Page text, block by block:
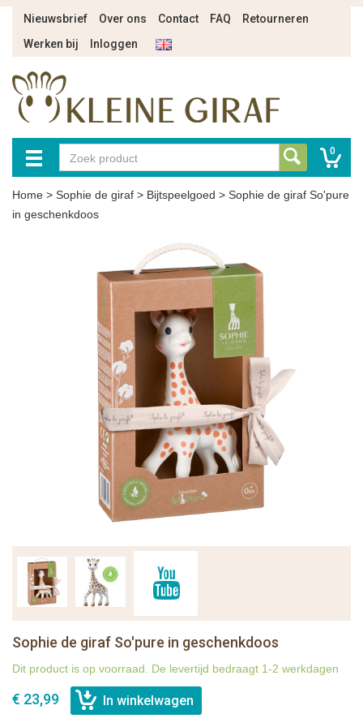
Nieuwsbrief Over ons Contact FAQ
Retourneren
Werken bij
Inloggen
0
Home > Sophie de giraf > Bijtspeelgoed > Sophie de giraf So'pure
in geschenkdoos
Sophie de giraf So'pure in geschenkdoos
Dit product is op voorraad. De levertijd bedraagt 1-2 werkdagen
€ 23,99